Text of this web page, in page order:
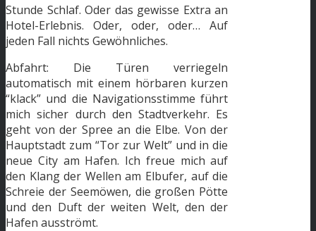
Stunde Schlaf. Oder das gewisse Extra an
Hotel-Erlebnis. Oder, oder, oder… Auf
jeden Fall nichts Gewöhnliches.
Abfahrt: Die Türen verriegeln
automatisch mit einem hörbaren kurzen
“klack” und die Navigationsstimme führt
mich sicher durch den Stadtverkehr. Es
geht von der Spree an die Elbe. Von der
Hauptstadt zum “Tor zur Welt” und in die
neue City am Hafen. Ich freue mich auf
den Klang der Wellen am Elbufer, auf die
Schreie der Seemöwen, die großen Pötte
und den Duft der weiten Welt, den der
Hafen ausströmt.